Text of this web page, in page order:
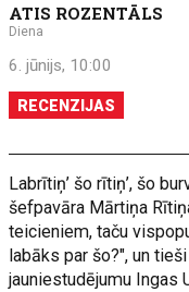
ATIS ROZENTĀLS
Diena
6. jūnijs, 10:00
RECENZIJAS
Labrītiņ’ šo rītiņ’, šo
šefpavāra Mārtiņa
teicieniem, taču
labāks par šo?", un
jauniestudējumu Ingas